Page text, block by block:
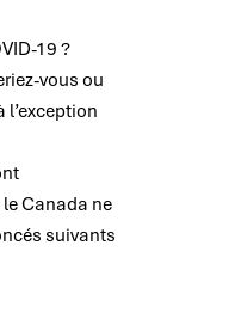
19 ?
vous ou
Canada ne
suivants